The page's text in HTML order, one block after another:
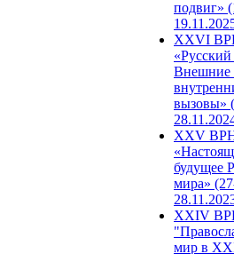
подвиг»
XXVI
Внешние
вызовы»
XXV
будущее
мира»
XXIV
мир в